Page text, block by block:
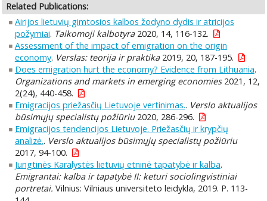
Related Publications:
Airijos lietuvių gimtosios kalbos žodyno dydis ir atricijos
požymiai. Taikomoji kalbotyra2020, 14, 116-132.
Assessment of the impact of emigration on the origin
economy. Verslas: teorija ir praktika2019, 20, 187-195.
Does emigration hurt the economy? Evidence from Lithuania.
Organizations and markets in emerging economies2021, 12,
2(24), 440-458.
Emigracijos priežasčių Lietuvoje vertinimas.. Verslo aktualijos
būsimųjų specialistų požiūriu2020, 286-296.
Emigracijos tendencijos Lietuvoje. Priežasčių ir krypčių
analizė.. Verslo aktualijos būsimųjų specialistų požiūriu
2017, 94-100.
Jungtinės Karalystės lietuvių etninė tapatybė ir kalba.
Emigrantai: kalba ir tapatybė II: keturi sociolingvistiniai
portretai. Vilnius: Vilniaus universiteto leidykla, 2019. P. 113-